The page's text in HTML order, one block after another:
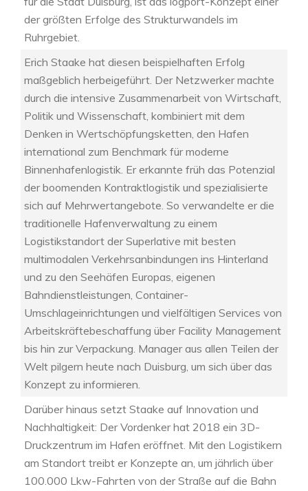
der größten Erfolge des Strukturwandels im
Ruhrgebiet.
Erich Staake hat diesen beispielhaften Erfolg
maßgeblich herbeigeführt. Der Netzwerker machte
durch die intensive Zusammenarbeit von Wirtschaft,
Politik und Wissenschaft, kombiniert mit dem
Denken in Wertschöpfungsketten, den Hafen
international zum Benchmark für moderne
Binnenhafenlogistik. Er erkannte früh das Potenzial
der boomenden Kontraktlogistik und spezialisierte
sich auf Mehrwertangebote. So verwandelte er die
traditionelle Hafenverwaltung zu einem
Logistikstandort der Superlative mit besten
multimodalen Verkehrsanbindungen ins Hinterland
und zu den Seehäfen Europas, eigenen
Bahndienstleistungen, Container-
Umschlageinrichtungen und vielfältigen Services von
Arbeitskräftebeschaffung über Facility Management
bis hin zur Verpackung. Manager aus allen Teilen der
Welt pilgern heute nach Duisburg, um sich über das
Konzept zu informieren.
Darüber hinaus setzt Staake auf Innovation und
Nachhaltigkeit: Der Vordenker hat 2018 ein 3D-
Druckzentrum im Hafen eröffnet. Mit den Logistikern
am Standort treibt er Konzepte an, um jährlich über
100.000 Lkw-Fahrten von der Straße auf die Bahn